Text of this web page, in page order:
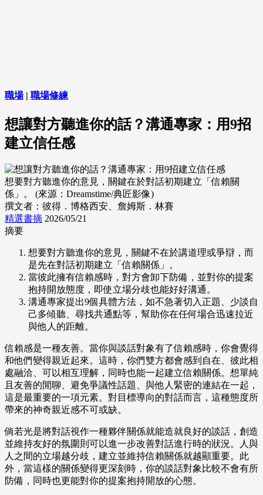
職場| 職場修練
想讓對方聽進你的話？溝通專家：用9招
建立信任感
想要對方聽進你的意見，關鍵在於對話初期建立「信賴關
係」。 (來源：Dreamstime/典匠影像)
撰文者：彼得．博格西安、詹姆斯．林賽
精選書摘 2026/05/21
摘要
想要對方聽進你的意見，關鍵不在於講道理或爭辯，而
是先在對話初期建立「信賴關係」。
當彼此擁有信賴感時，對方會卸下防備，並對你的提案
抱持開放態度，即使立場分歧也能好好溝通。
溝通專家提出9個具體方法，如不急著切入正題、少談自
己多傾聽、尋找共通點等，幫助你在任何場合迅速拉近
與他人的距離。
信賴感是一種友善。當你與談話對象有了信賴感時，你會覺得
和他們變得親近起來。這時，你們雙方都會感到自在、彼此相
處融洽、可以相互理解，同時也能一起建立信賴關係。想單純
且友善的閒聊、避免爭議性話題、與他人緊密的連結在一起，
這是最重要的一項元素。對目標導向的對話而言，這種態度所
帶來的神奇親近感不可或缺。
倘若光是將對話視作一種夥伴關係就能造就良好的談話，創造
並維持友好的氛圍則可以進一步改善對話進行時的狀況。人與
人之間的立場越分歧，建立並維持信賴關係就越顯重要。此
外，當這樣的關係變得更深刻時，你的談話對象比較不會有所
防備，同時也更能對你的提案抱持開放的心態。